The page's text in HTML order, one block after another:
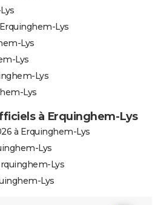
Lys
Lys
Lys
Lys
Lys
à Erquinghem-Lys
à Erquinghem-Lys
Lys
Lys
Lys